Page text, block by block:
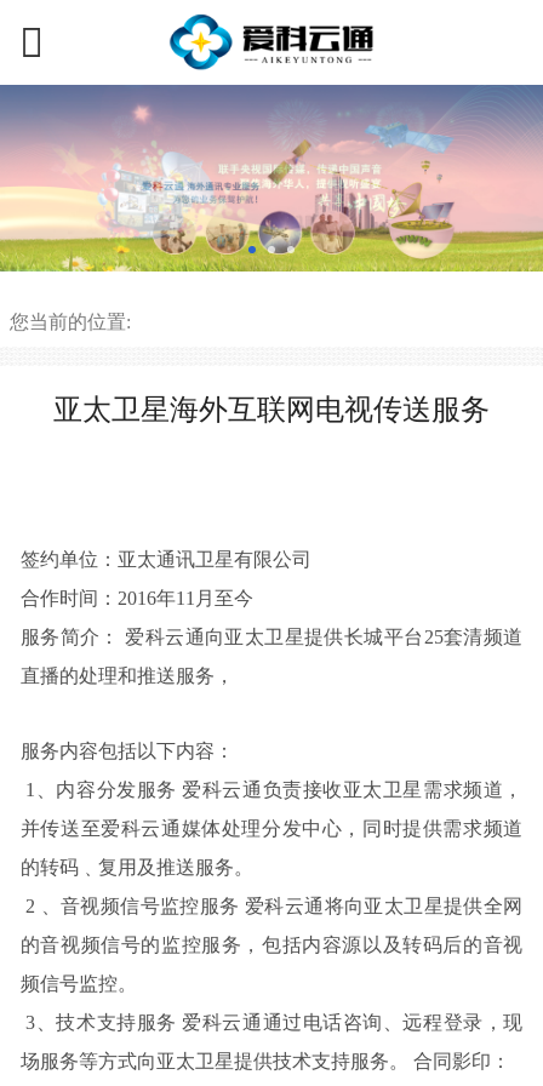
您当前的位置:
亚太卫星海外互联网电视传送服务
签约单位：亚太通讯卫星有限公司
合作时间：2016年11月至今
服务简介： 爱科云通向亚太卫星提供长城平台25套清频道
直播的处理和推送服务，
服务内容包括以下内容：
1、内容分发服务 爱科云通负责接收亚太卫星需求频道，
并传送至爱科云通媒体处理分发中心，同时提供需求频道
的转码﹑复用及推送服务。
2 、音视频信号监控服务 爱科云通将向亚太卫星提供全网
的音视频信号的监控服务，包括内容源以及转码后的音视
频信号监控。
3、技术支持服务 爱科云通通过电话咨询、远程登录，现
场服务等方式向亚太卫星提供技术支持服务。 合同影印：